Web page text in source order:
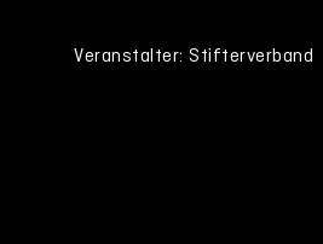
Veranstalter: Stifterverband